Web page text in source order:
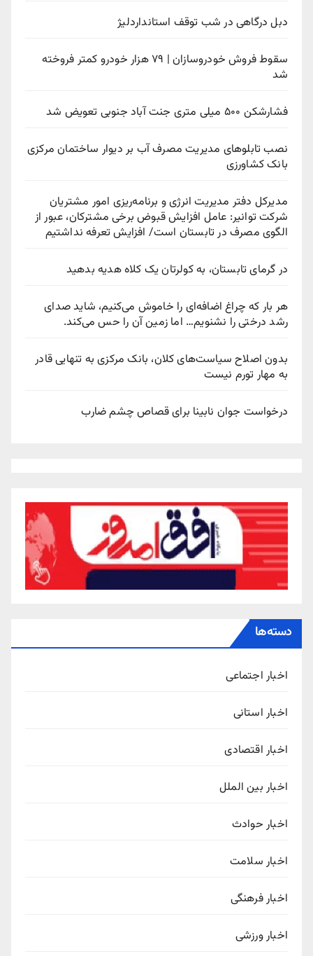
دبل درگاهی در شب توقف استانداردلیژ
سقوط فروش خودروسازان | ۷۹ هزار خودرو کمتر فروخته
شد
فشارشکن ۵۰۰ میلی متری جنت آباد جنوبی تعویض شد
نصب تابلوهای مدیریت مصرف آب بر دیوار ساختمان مرکزی
بانک کشاورزی
مدیرکل دفتر مدیریت انرژی و برنامه‌ریزی امور مشتریان
شرکت توانیر: عامل افزایش قبوض برخی مشترکان، عبور از
الگوی مصرف در تابستان است/ افزایش تعرفه نداشتیم
در گرمای تابستان، به کولرتان یک کلاه هدیه بدهید
هر بار که چراغ اضافه‌ای را خاموش می‌کنیم، شاید صدای
رشد درختی را نشنویم… اما زمین آن را حس می‌کند.
بدون اصلاح سیاست‌های کلان، بانک مرکزی به تنهایی قادر
به مهار تورم نیست
درخواست جوان نابینا برای قصاص چشم ضارب
دسته‌ها
اخبار اجتماعی
اخبار استانی
اخبار اقتصادی
اخبار بین الملل
اخبار حوادث
اخبار سلامت
اخبار فرهنگی
اخبار ورزشی